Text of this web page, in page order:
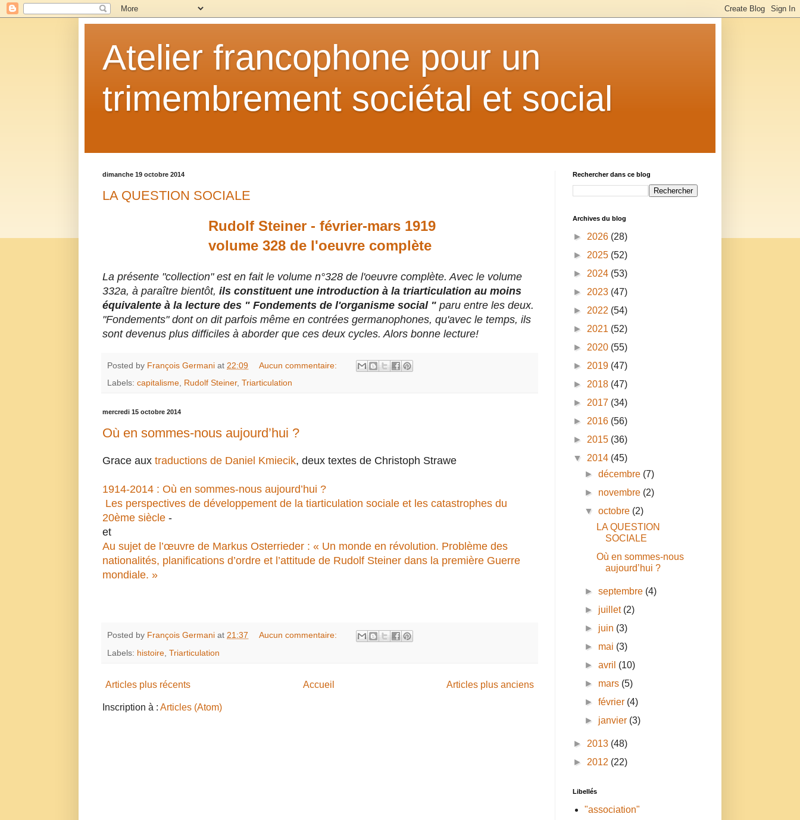
Atelier francophone pour un
trimembrement sociétal et social
dimanche 19 octobre 2014
LA QUESTION SOCIALE
Rudolf Steiner - février-mars 1919
volume 328 de l'oeuvre complète
La présente "collection" est en fait le volume n°328 de l'oeuvre complète. Avec le volume
332a, à paraître bientôt, ils constituent une introduction à la triarticulation au moins
équivalente à la lecture des " Fondements de l'organisme social " paru entre les deux.
"Fondements" dont on dit parfois même en contrées germanophones, qu'avec le temps, ils
sont devenus plus difficiles à aborder que ces deux cycles. Alors bonne lecture!
Posted by François Germani at 22:09
Aucun commentaire:
Labels: capitalisme, Rudolf Steiner, Triarticulation
mercredi 15 octobre 2014
Où en sommes-nous aujourd’hui ?
Grace aux traductions de Daniel Kmiecik, deux textes de Christoph Strawe
1914-2014 : Où en sommes-nous aujourd’hui ?
Les perspectives de développement de la tiarticulation sociale et les catastrophes du
20ème siècle -
et
Au sujet de l’œuvre de Markus Osterrieder : « Un monde en révolution. Problème des
nationalités, planifications d’ordre et l’attitude de Rudolf Steiner dans la première Guerre
mondiale. »
Posted by François Germani at 21:37
Aucun commentaire:
Labels: histoire Triarticulation
Articles plus récents Articles plus anciens
Accueil
Inscription à : Articles (Atom)
Rechercher dans ce blog
Archives du blog
► 2026 (28)
► 2025 (52)
► 2024 (53)
► 2023 (47)
► 2022 (54)
► 2021 (52)
► 2020 (55)
► 2019 (47)
► 2018 (47)
► 2017 (34)
► 2016 (56)
► 2015 (36)
▼ 2014 (45)
►décembre (7)
► novembre (2)
▼octobre (2)
LA QUESTION
SOCIALE
Où en sommes-nous
aujourd’hui ?
►septembre (4)
► juillet (2)
► juin (3)
► mai (3)
►avril (10)
► mars (5)
►février (4)
► janvier (3)
► 2013 (48)
► 2012 (22)
Libellés
"association"